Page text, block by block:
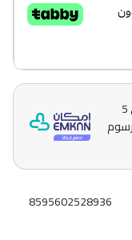
وقسّمها على 5
8595602528936